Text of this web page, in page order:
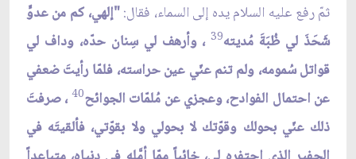
ثمّ رفع عليه السلام يده إلى السماء، فقال:"إلهي، كم من عدوٍّ
شَحَذَ لي ظُبَةَ مُديته39، وأرهف لي سِنان حدّه، وداف لي
قواتل سُمومه، ولم تنم عنّي عين حراسته، فلمّا رأيتَ ضعفي
عن احتمال الفوادح، وعجزي عن مُلمّات الجوائح40 ، صرفتَ
ذلك عنّي بحولك وقوّتك لا بحولي ولا بقوّتي، فألقيتَه في